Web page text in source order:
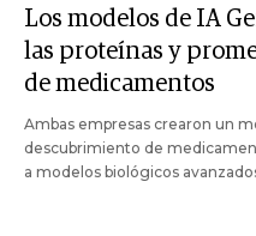
Los modelos de IA
las proteínas y
de medicamentos
Ambas empresas crearon un
descubrimiento de
a modelos biológicos